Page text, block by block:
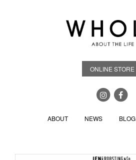
ONLINE STORE
ABOUT NEWS BLOG